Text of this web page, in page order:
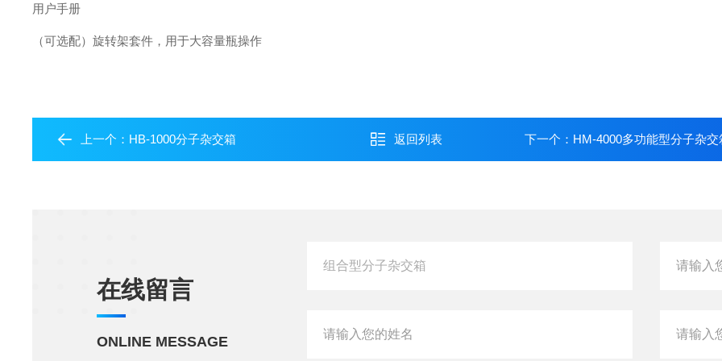
用户手册
（可选配）旋转架套件，用于大容量瓶操作
上一个： HB-1000分子杂交箱 返回列表 下一个： HM-4000多功能型分子杂交
在线留言
ONLINE MESSAGE